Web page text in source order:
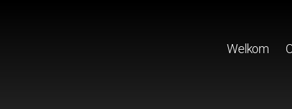
Welkom